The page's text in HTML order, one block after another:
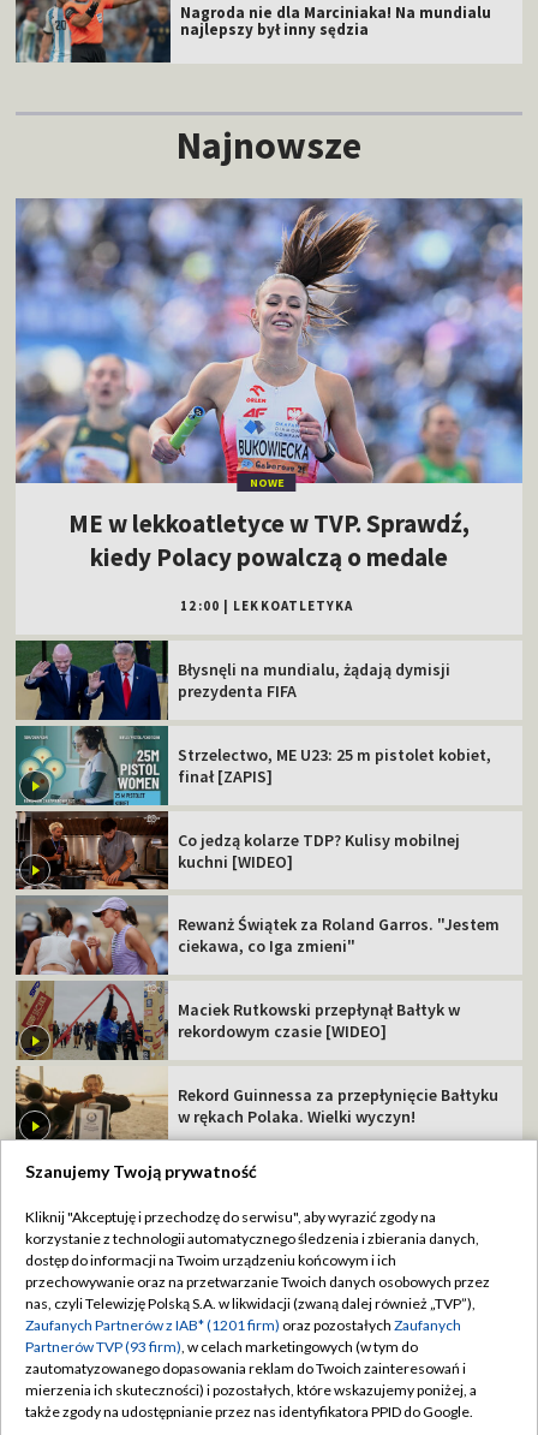
Nagroda nie dla Marciniaka! Na mundialu
najlepszy był inny sędzia
Najnowsze
NOWE
ME w lekkoatletyce w TVP. Sprawdź,
kiedy Polacy powalczą o medale
12:00 LEKKOATLETYKA
Błysnęli na mundialu, żądają dymisji
prezydenta FIFA
Strzelectwo, ME U23: 25 m pistolet kobiet,
finał [ZAPIS]
Co jedzą kolarze TDP? Kulisy mobilnej
kuchni [WIDEO]
Rewanż Świątek za Roland Garros. "Jestem
ciekawa, co Iga zmieni"
Maciek Rutkowski przepłynął Bałtyk w
rekordowym czasie [WIDEO]
Rekord Guinnessa za przepłynięcie Bałtyku
w rękach Polaka. Wielki wyczyn!
TVP
Abonament TVP
Sklep TVP
Biuro Reklamy
Oferta Handlowa
Regulamin TVP
Polityka prywatności
Moje zgody
Biuro reklamy
Szanujemy Twoją prywatność
Kliknij "Akceptuję i przechodzę do serwisu", aby wyrazić zgody na
korzystanie z technologii automatycznego śledzenia i zbierania danych,
dostęp do informacji na Twoim urządzeniu końcowym i ich
przechowywanie oraz na przetwarzanie Twoich danych osobowych przez
nas, czyli Telewizję Polską S.A. w likwidacji (zwaną dalej również „TVP”),
Zaufanych Partnerów z IAB* (1201 firm) oraz pozostałych Zaufanych
Partnerów TVP (93 firm), w celach marketingowych (w tym do
zautomatyzowanego dopasowania reklam do Twoich zainteresowań i
mierzenia ich skuteczności) i pozostałych, które wskazujemy poniżej, a
także zgody na udostępnianie przez nas identyfikatora PPID do Google.